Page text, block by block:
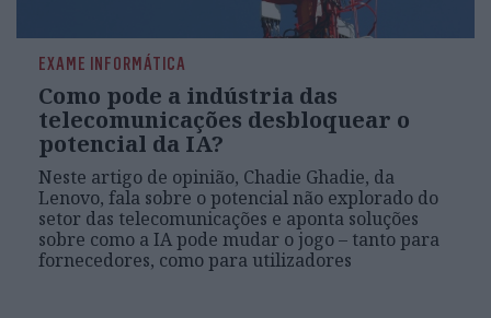
EXAME INFORMÁTICA
Como pode a indústria das
telecomunicações desbloquear o
potencial da IA?
Neste artigo de opinião, Chadie Ghadie, da
Lenovo, fala sobre o potencial não explorado do
setor das telecomunicações e aponta soluções
sobre como a IA pode mudar o jogo – tanto para
fornecedores, como para utilizadores